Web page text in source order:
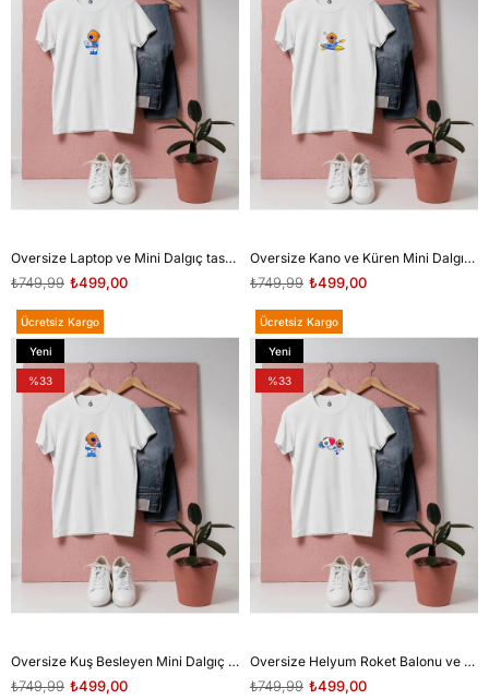
Oversize Laptop ve Mini Dalgıç tasarım unisex T-shirt
₺499,00
₺749,99
Oversize Kano ve Küren Mini Dalgıç tasarım unisex T-shirt
₺499,00
₺749,99
Oversize Kuş Besleyen Mini Dalgıç tasarım unisex T-shirt
₺499,00
₺749,99
Ücretsiz Kargo
Yeni
Ürün
%33
Oversize Helyum Roket Balonu ve Mini Dalgıç tasarım unisex T-shirt
₺499,00
₺749,99
Ücretsiz Kargo
Yeni
Ürün
%33